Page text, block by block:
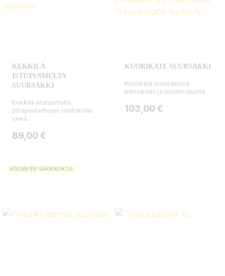
KEKKILÄ
ISTUTUSMULTA
SUURSÄKKI
Kekkilä istutusmulta
pihapuutarhojen istutuksille
sekä...
Hinta
89,00 €
KUORIKATE SUURSÄKKI
Kuorikate suursäkissä
pensaiden ja puiden juurille....
Hinta
103,00 €
KOLME ERI SÄKKIKOKOA